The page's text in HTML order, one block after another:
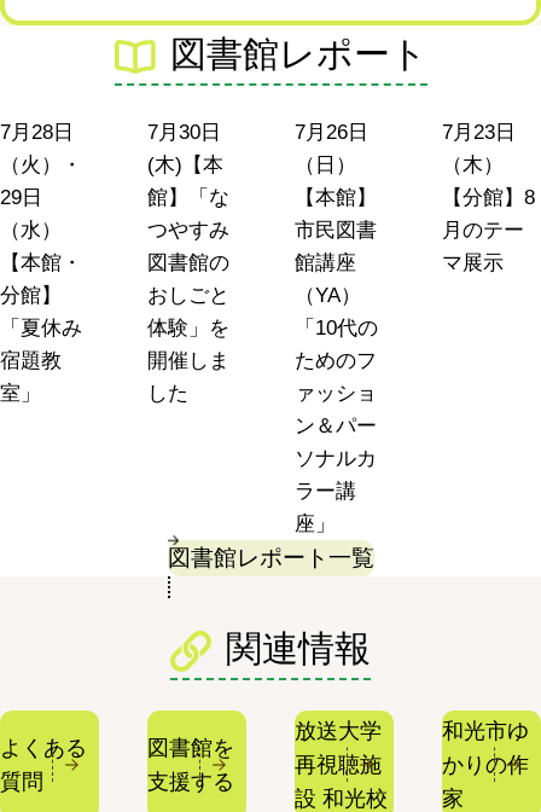
お
せ
図書館レポート
7月28日
（火）・
29日
（水）
【本館・
分館】
「夏休み
宿題教
室」
7月30日
(木)【本
館】「な
つやすみ
図書館の
おしごと
体験」を
開催しま
した
7月26日
（日）
【本館】
市民図書
館講座
（YA）
「10代の
ためのフ
ァッショ
ン＆パー
ソナルカ
ラー講
座」
7月23日
（木）
【分館】8
月のテー
マ展示
図書館レポート一覧
関連情報
よくある
質問
図書館を
支援する
放送大学
再視聴施
設 和光校
和光市ゆ
かりの作
家